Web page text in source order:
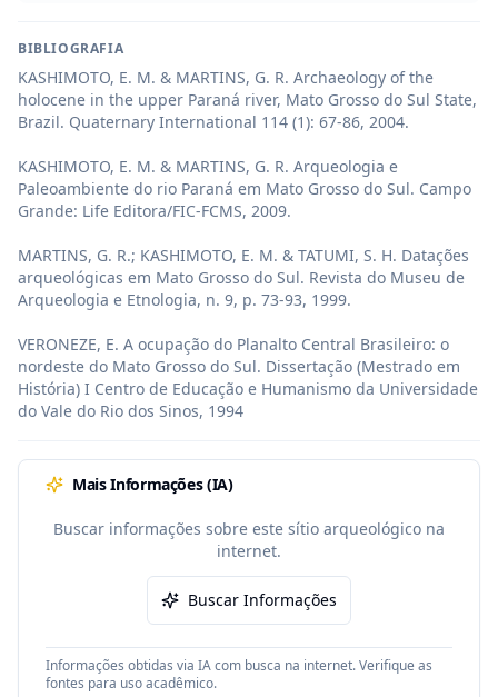
BIBLIOGRAFIA
KASHIMOTO, E. M. & MARTINS, G. R. Archaeology of the
holocene in the upper Paraná river, Mato Grosso do Sul State,
Brazil. Quaternary International 114 (1): 67-86, 2004.
KASHIMOTO, E. M. & MARTINS, G. R. Arqueologia e
Paleoambiente do rio Paraná em Mato Grosso do Sul. Campo
Grande: Life Editora/FIC-FCMS, 2009.
MARTINS, G. R.; KASHIMOTO, E. M. & TATUMI, S. H. Datações
arqueológicas em Mato Grosso do Sul. Revista do Museu de
Arqueologia e Etnologia, n. 9, p. 73-93, 1999.
VERONEZE, E. A ocupação do Planalto Central Brasileiro: o
nordeste do Mato Grosso do Sul. Dissertação (Mestrado em
História) I Centro de Educação e Humanismo da Universidade
do Vale do Rio dos Sinos, 1994
Mais Informações (IA)
Buscar informações sobre este sítio arqueológico na
internet.
Buscar Informações
Informações obtidas via IA com busca na internet. Verifique as
fontes para uso acadêmico.